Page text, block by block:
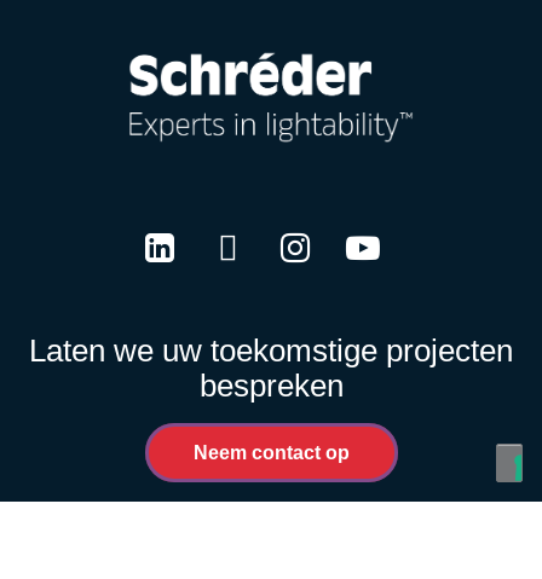
Laten we uw toekomstige projecten
bespreken
Neem contact op